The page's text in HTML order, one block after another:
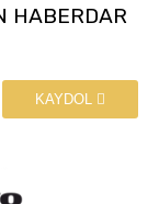
HABERDAR
KAYDOL